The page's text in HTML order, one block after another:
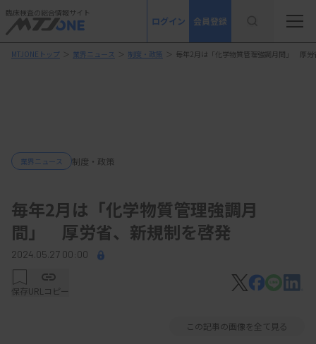
臨床検査の総合情報サイト
ログイン 会員登録
MTJONEトップ ＞ 業界ニュース ＞ 制度・政策 ＞ 毎年2月は「化学物質管理強調月間」 厚労
業界ニュース 制度・政策
毎年2月は「化学物質管理強調月
間」 厚労省、新規制を啓発
2024.05.27 00:00
保存URLコピー
この記事の画像を全て見る